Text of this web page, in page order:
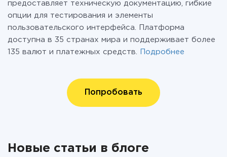
предоставляет техническую документацию, гибкие
опции для тестирования и элементы
пользовательского интерфейса. Платформа
доступна в 35 странах мира и поддерживает более
135 валют и платежных средств.
Подробнее
Попробовать
Новые статьи в блоге